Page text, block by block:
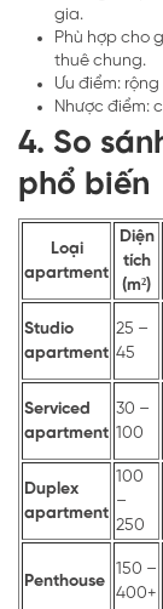
gia.
Phù hợp cho
thuê chung.
Ưu điểm:
Nhược điểm:
4. So
phổ biến
Loại
apartment
Diện
tích
(m²)
Studio
apartment
25 –
45
Serviced
apartment
30 –
100
Duplex
apartment
100
–
250
Penthouse
150 –
400+